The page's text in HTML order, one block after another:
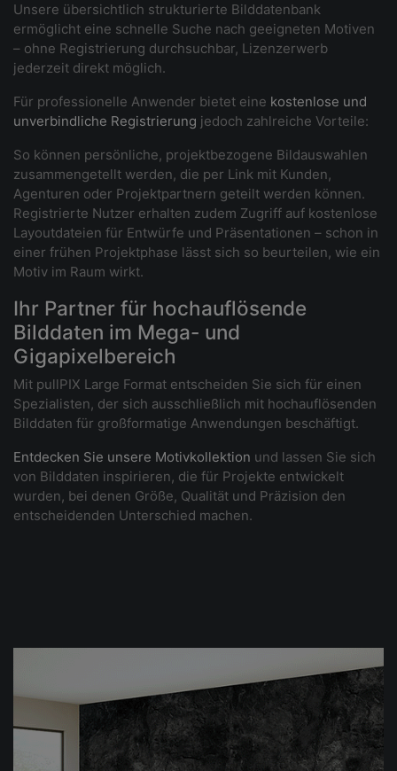
Unsere übersichtlich strukturierte Bilddatenbank
ermöglicht eine schnelle Suche nach geeigneten Motiven
– ohne Registrierung durchsuchbar, Lizenzerwerb
jederzeit direkt möglich.
Für professionelle Anwender bietet eine kostenlose und
unverbindliche Registrierung jedoch zahlreiche Vorteile:
So können persönliche, projektbezogene Bildauswahlen
zusammengetellt werden, die per Link mit Kunden,
Agenturen oder Projektpartnern geteilt werden können.
Registrierte Nutzer erhalten zudem Zugriff auf kostenlose
Layoutdateien für Entwürfe und Präsentationen – schon in
einer frühen Projektphase lässt sich so beurteilen, wie ein
Motiv im Raum wirkt.
Ihr Partner für hochauflösende
Bilddaten im Mega- und
Gigapixelbereich
Mit pullPIX Large Format entscheiden Sie sich für einen
Spezialisten, der sich ausschließlich mit hochauflösenden
Bilddaten für großformatige Anwendungen beschäftigt.
Entdecken Sie unsere Motivkollektion und lassen Sie sich
von Bilddaten inspirieren, die für Projekte entwickelt
wurden, bei denen Größe, Qualität und Präzision den
entscheidenden Unterschied machen.